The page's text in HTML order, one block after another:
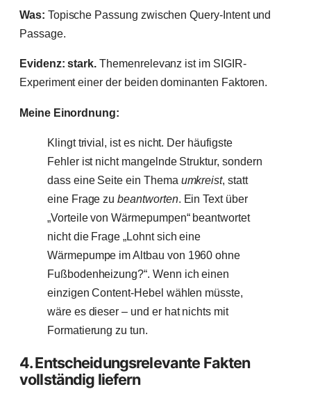
Was: Topische Passung zwischen Query-Intent und
Passage.
Evidenz: stark. Themenrelevanz ist im SIGIR-
Experiment einer der beiden dominanten Faktoren.
Meine Einordnung:
Klingt trivial, ist es nicht. Der häufigste
Fehler ist nicht mangelnde Struktur, sondern
dass eine Seite ein Thema umkreist, statt
eine Frage zubeantworten. Ein Text über
„Vorteile von Wärmepumpen“ beantwortet
nicht die Frage „Lohnt sich eine
Wärmepumpe im Altbau von 1960 ohne
Fußbodenheizung?“. Wenn ich einen
einzigen Content-Hebel wählen müsste,
wäre es dieser – und er hat nichts mit
Formatierung zu tun.
4. Entscheidungsrelevante Fakten
vollständig liefern